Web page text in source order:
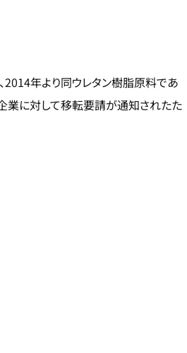
、2014年より同ウレタン樹脂原料であ
業に対して移転要請が通知されたた